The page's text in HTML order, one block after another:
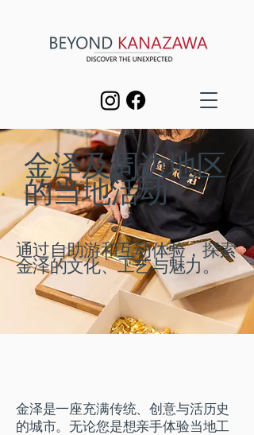
金泽及周边地区
的当地活动
通过自助游和互动体验，探索
金泽的文化、工艺与魅力。
金泽是一座充满传统、创意与活历史
的城市。无论您是想亲手体验当地工